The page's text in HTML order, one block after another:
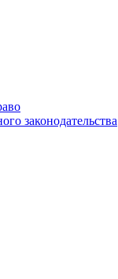
законодательства